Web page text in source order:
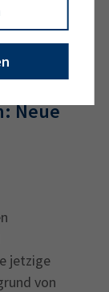
und tritt
Neue
jetzige
von